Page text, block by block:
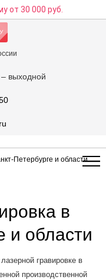
от 30 000 руб.
выходной
Петербурге и области
в
и области
гравировке в
производственной